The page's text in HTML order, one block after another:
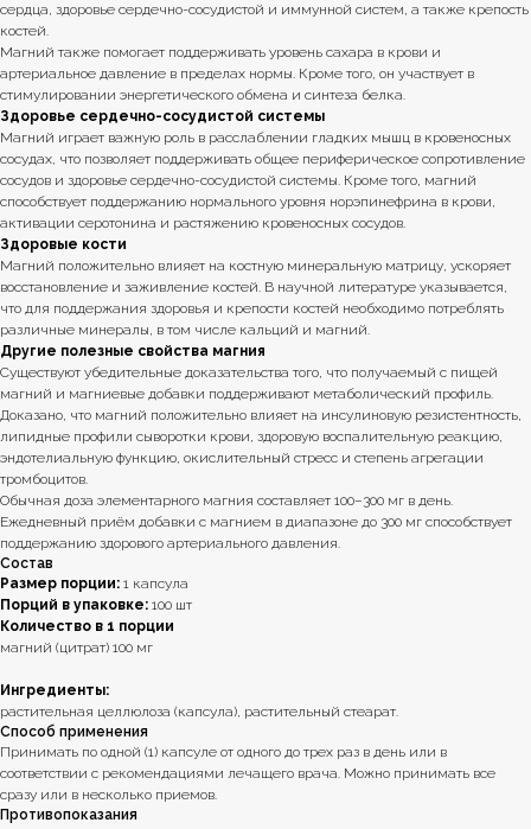
сердца, здоровье сердечно-сосудистой и иммунной систем, а также крепость
костей.
Магний также помогает поддерживать уровень сахара в крови и
артериальное давление в пределах нормы. Кроме того, он участвует в
стимулировании энергетического обмена и синтеза белка.
Здоровье сердечно-сосудистой системы
Магний играет важную роль в расслаблении гладких мышц в кровеносных
сосудах, что позволяет поддерживать общее периферическое сопротивление
сосудов и здоровье сердечно-сосудистой системы. Кроме того, магний
способствует поддержанию нормального уровня норэпинефрина в крови,
активации серотонина и растяжению кровеносных сосудов.
Здоровые кости
Магний положительно влияет на костную минеральную матрицу, ускоряет
восстановление и заживление костей. В научной литературе указывается,
что для поддержания здоровья и крепости костей необходимо потреблять
различные минералы, в том числе кальций и магний.
Другие полезные свойства магния
Существуют убедительные доказательства того, что получаемый с пищей
магний и магниевые добавки поддерживают метаболический профиль.
Доказано, что магний положительно влияет на инсулиновую резистентность,
липидные профили сыворотки крови, здоровую воспалительную реакцию,
эндотелиальную функцию, окислительный стресс и степень агрегации
тромбоцитов.
Обычная доза элементарного магния составляет 100–300 мг в день.
Ежедневный приём добавки с магнием в диапазоне до 300 мг способствует
поддержанию здорового артериального давления.
Состав
Размер порции: 1 капсула
Порций в упаковке: 100 шт
Количество в 1 порции
магний (цитрат) 100 мг
Ингредиенты:
растительная целлюлоза (капсула), растительный стеарат.
Способ применения
Принимать по одной (1) капсуле от одного до трех раз в день или в
соответствии с рекомендациями лечащего врача. Можно принимать все
сразу или в несколько приемов.
Противопоказания